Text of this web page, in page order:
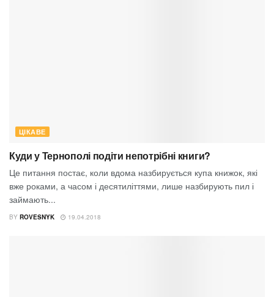
ЦІКАВЕ
Куди у Тернополі подіти непотрібні книги?
Це питання постає, коли вдома назбирується купа книжок, які
вже роками, а часом і десятиліттями, лише назбирують пил і
займають...
BY ROVESNYK 19.04.2018